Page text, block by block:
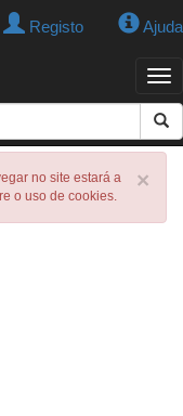
Registo Ajuda
×
no site estará a
o uso de cookies.